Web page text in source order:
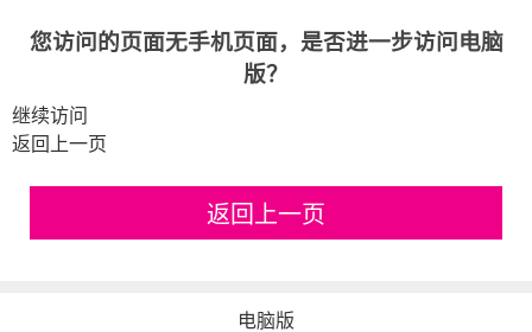
您访问的页面无手机页面，是否进一步访问电脑
版？
继续访问
返回上一页
返回上一页
电脑版